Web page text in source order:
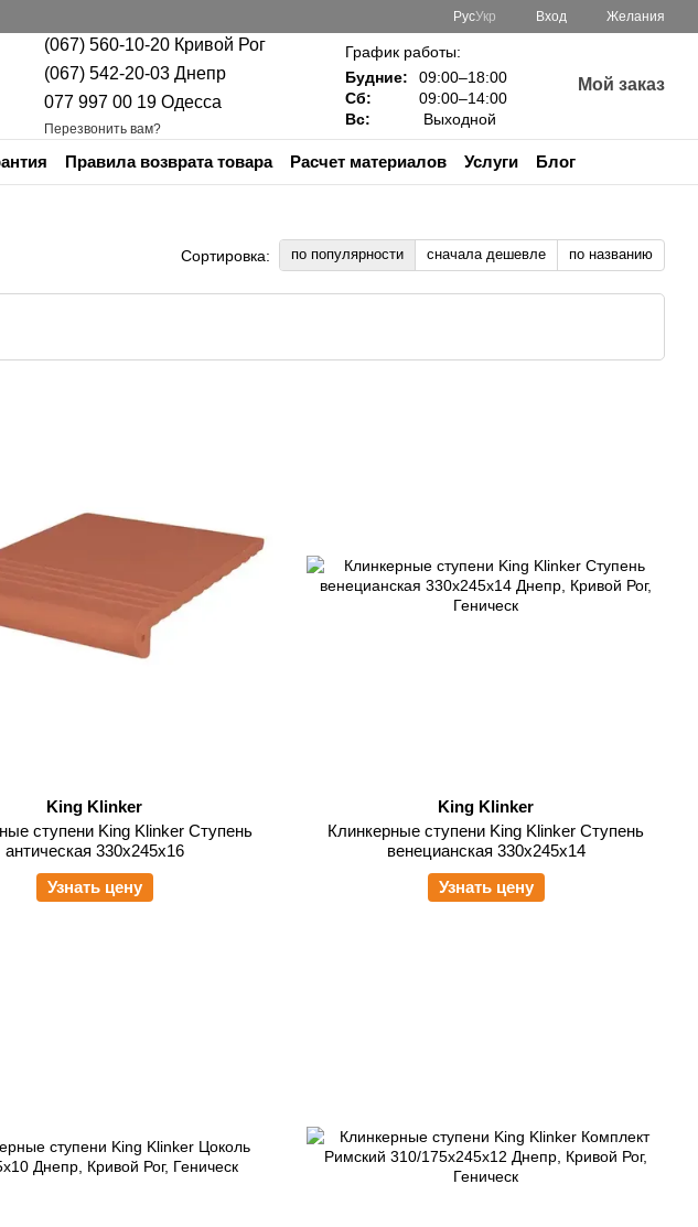
РусУкр Вход Желания
(067) 560-10-20 Кривой Рог
(067) 542-20-03 Днепр
077 997 00 19 Одесса
Перезвонить вам?
График работы:
Будние:
09:00–18:00
Сб:
09:00–14:00
Вс:
Выходной
Мой заказ
Правила возврата товара Расчет материалов Услуги
Блог
Сортировка: по популярности сначала дешевле по названию
King Klinker
ступени King Klinker Ступень
антическая 330x245x16
Узнать цену
King Klinker
Клинкерные ступени King Klinker Ступень
венецианская 330x245x14
Узнать цену